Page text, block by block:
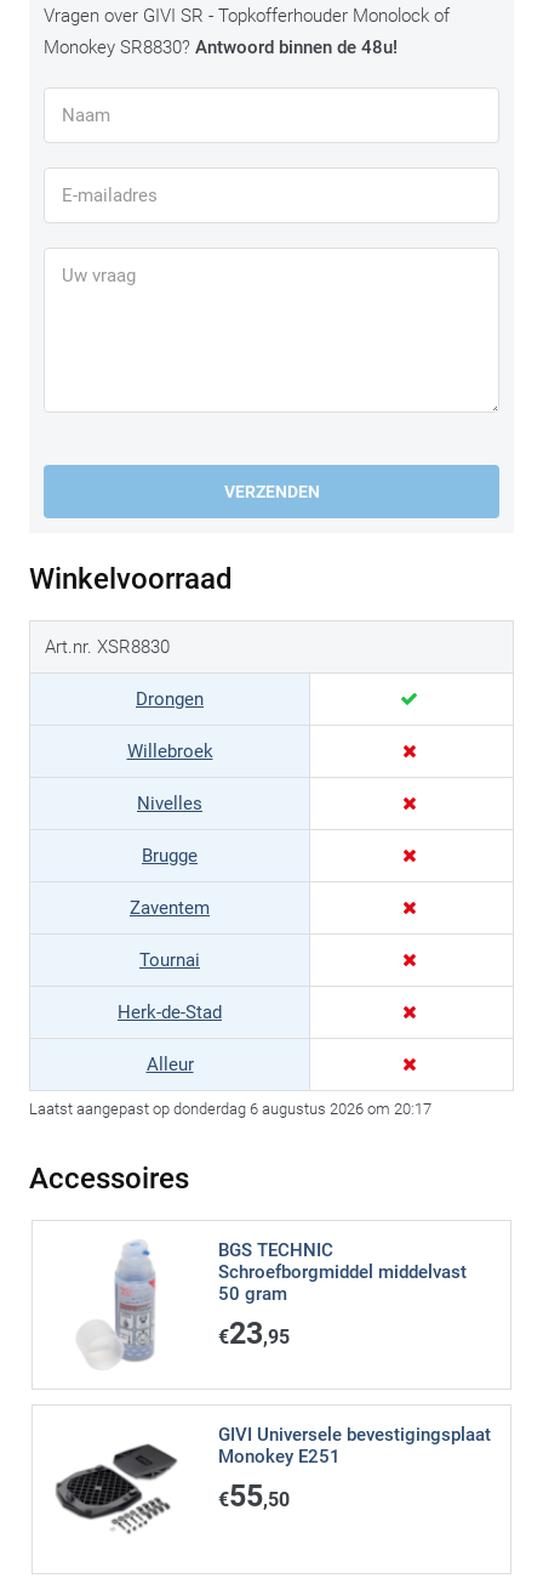
Vragen over GIVI SR - Topkofferhouder Monolock of
Monokey SR8830? Antwoord binnen de 48u!
VERZENDEN
Winkelvoorraad
Art.nr. XSR8830
Drongen
Willebroek
Nivelles
Brugge
Zaventem
Tournai
Herk-de-Stad
Alleur
Laatst aangepast op donderdag 6 augustus 2026 om 20:17
Accessoires
BGS TECHNIC
Schroefborgmiddel middelvast
50 gram
€23,95
GIVI Universele bevestigingsplaat
Monokey E251
€55,50